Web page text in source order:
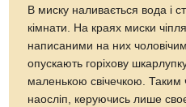
В миску наливається вода і
кімнати. На краях миски
написаними на них
опускають горіхову
маленькою свічечкою.
наосліп, керуючись лише